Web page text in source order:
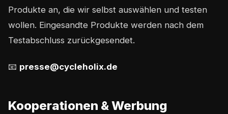
Produkte an, die wir selbst auswählen und testen
wollen. Eingesandte Produkte werden nach dem
Testabschluss zurückgesendet.
📧 presse@cycleholix.de
Kooperationen & Werbung